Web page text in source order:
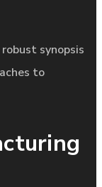
synopsis
to